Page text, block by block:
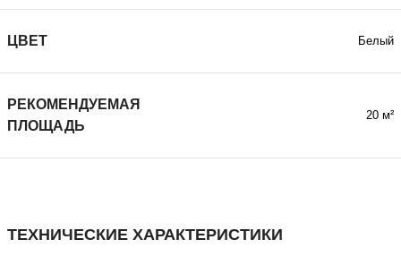
ЦВЕТ Белый
РЕКОМЕНДУЕМАЯ
ПЛОЩАДЬ
20 м²
ТЕХНИЧЕСКИЕ ХАРАКТЕРИСТИКИ